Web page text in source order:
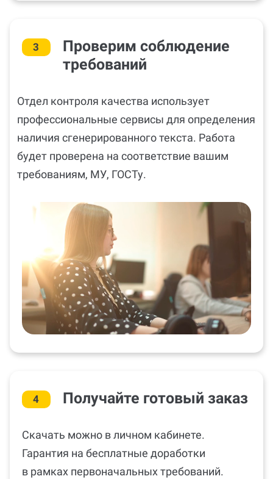
3
Проверим соблюдение
требований
Отдел контроля качества использует
профессиональные сервисы для определения
наличия сгенерированного текста. Работа
будет проверена на соответствие вашим
требованиям, МУ, ГОСТу.
4 Получайте готовый заказ
Скачать можно в личном кабинете.
Гарантия на бесплатные доработки
в рамках первоначальных требований.